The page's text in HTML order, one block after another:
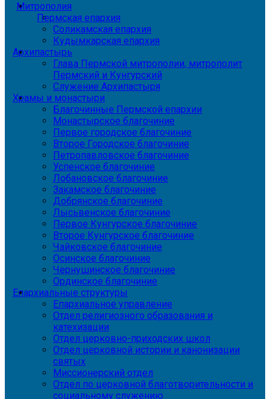
Митрополия
Пермская епархия
Соликамская епархия
Кудымкарская епархия
Архипастырь
Глава Пермской митрополии, митрополит
Пермский и Кунгурский
Служение Архипастыря
Храмы и монастыри
Благочинные Пермской епархии
Монастырское благочиние
Первое городское благочиние
Второе Городское благочиние
Петропавловское благочиние
Успенское благочиние
Лобановское благочиние
Закамское благочиние
Добрянское благочиние
Лысьвенское благочиние
Первое Кунгурское благочиние
Второе Кунгурское благочиние
Чайковское благочиние
Осинское благочиние
Чернушинское благочиние
Ординское благочиние
Епархиальные структуры
Епархиальное управление
Отдел религиозного образования и
катехизации
Отдел церковно-приходских школ
Отдел церковной истории и канонизации
святых
Миссионерский отдел
Отдел по церковной благотворительности и
социальному служению